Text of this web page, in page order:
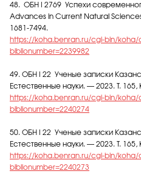
48. ОБН I 2769 Успехи
Advances in Current Natural
1681-7494.
https://koha.benran.ru/cgi-bin/koha/
biblionumber=2239982
49. ОБН I 22 Ученые записки
Естественные науки. — 2023. Т.
https://koha.benran.ru/cgi-bin/koha/
biblionumber=2240274
50. ОБН I 22 Ученые записки
Естественные науки. — 2023. Т.
https://koha.benran.ru/cgi-bin/koha/
biblionumber=2240273